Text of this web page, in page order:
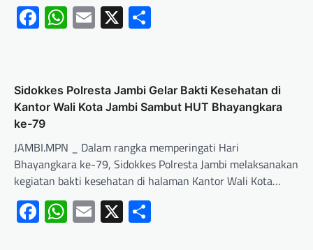
Facebook
WhatsApp
Email
X
Sidokkes Polresta Jambi Gelar Bakti Kesehatan di
Kantor Wali Kota Jambi Sambut HUT Bhayangkara
ke-79
JAMBI.MPN _ Dalam rangka memperingati Hari
Bhayangkara ke-79, Sidokkes Polresta Jambi melaksanakan
kegiatan bakti kesehatan di halaman Kantor Wali Kota…
Facebook
WhatsApp
Email
X